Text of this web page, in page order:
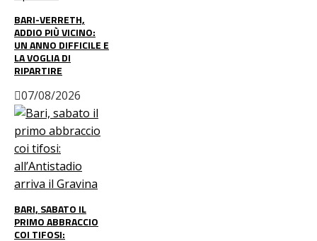
BARI-VERRETH,
ADDIO PIÙ VICINO:
UN ANNO DIFFICILE E
LA VOGLIA DI
RIPARTIRE
07/08/2026
BARI, SABATO IL
PRIMO ABBRACCIO
COI TIFOSI: